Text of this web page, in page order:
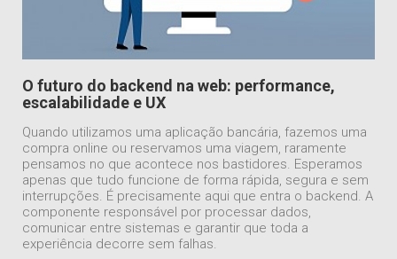
O futuro do backend na web: performance,
escalabilidade e UX
Quando utilizamos uma aplicação bancária, fazemos uma
compra online ou reservamos uma viagem, raramente
pensamos no que acontece nos bastidores. Esperamos
apenas que tudo funcione de forma rápida, segura e sem
interrupções. É precisamente aqui que entra o backend. A
componente responsável por processar dados,
comunicar entre sistemas e garantir que toda a
experiência decorre sem falhas.